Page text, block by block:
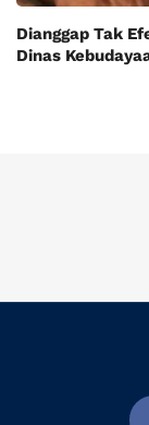
Dianggap Tak
Dinas